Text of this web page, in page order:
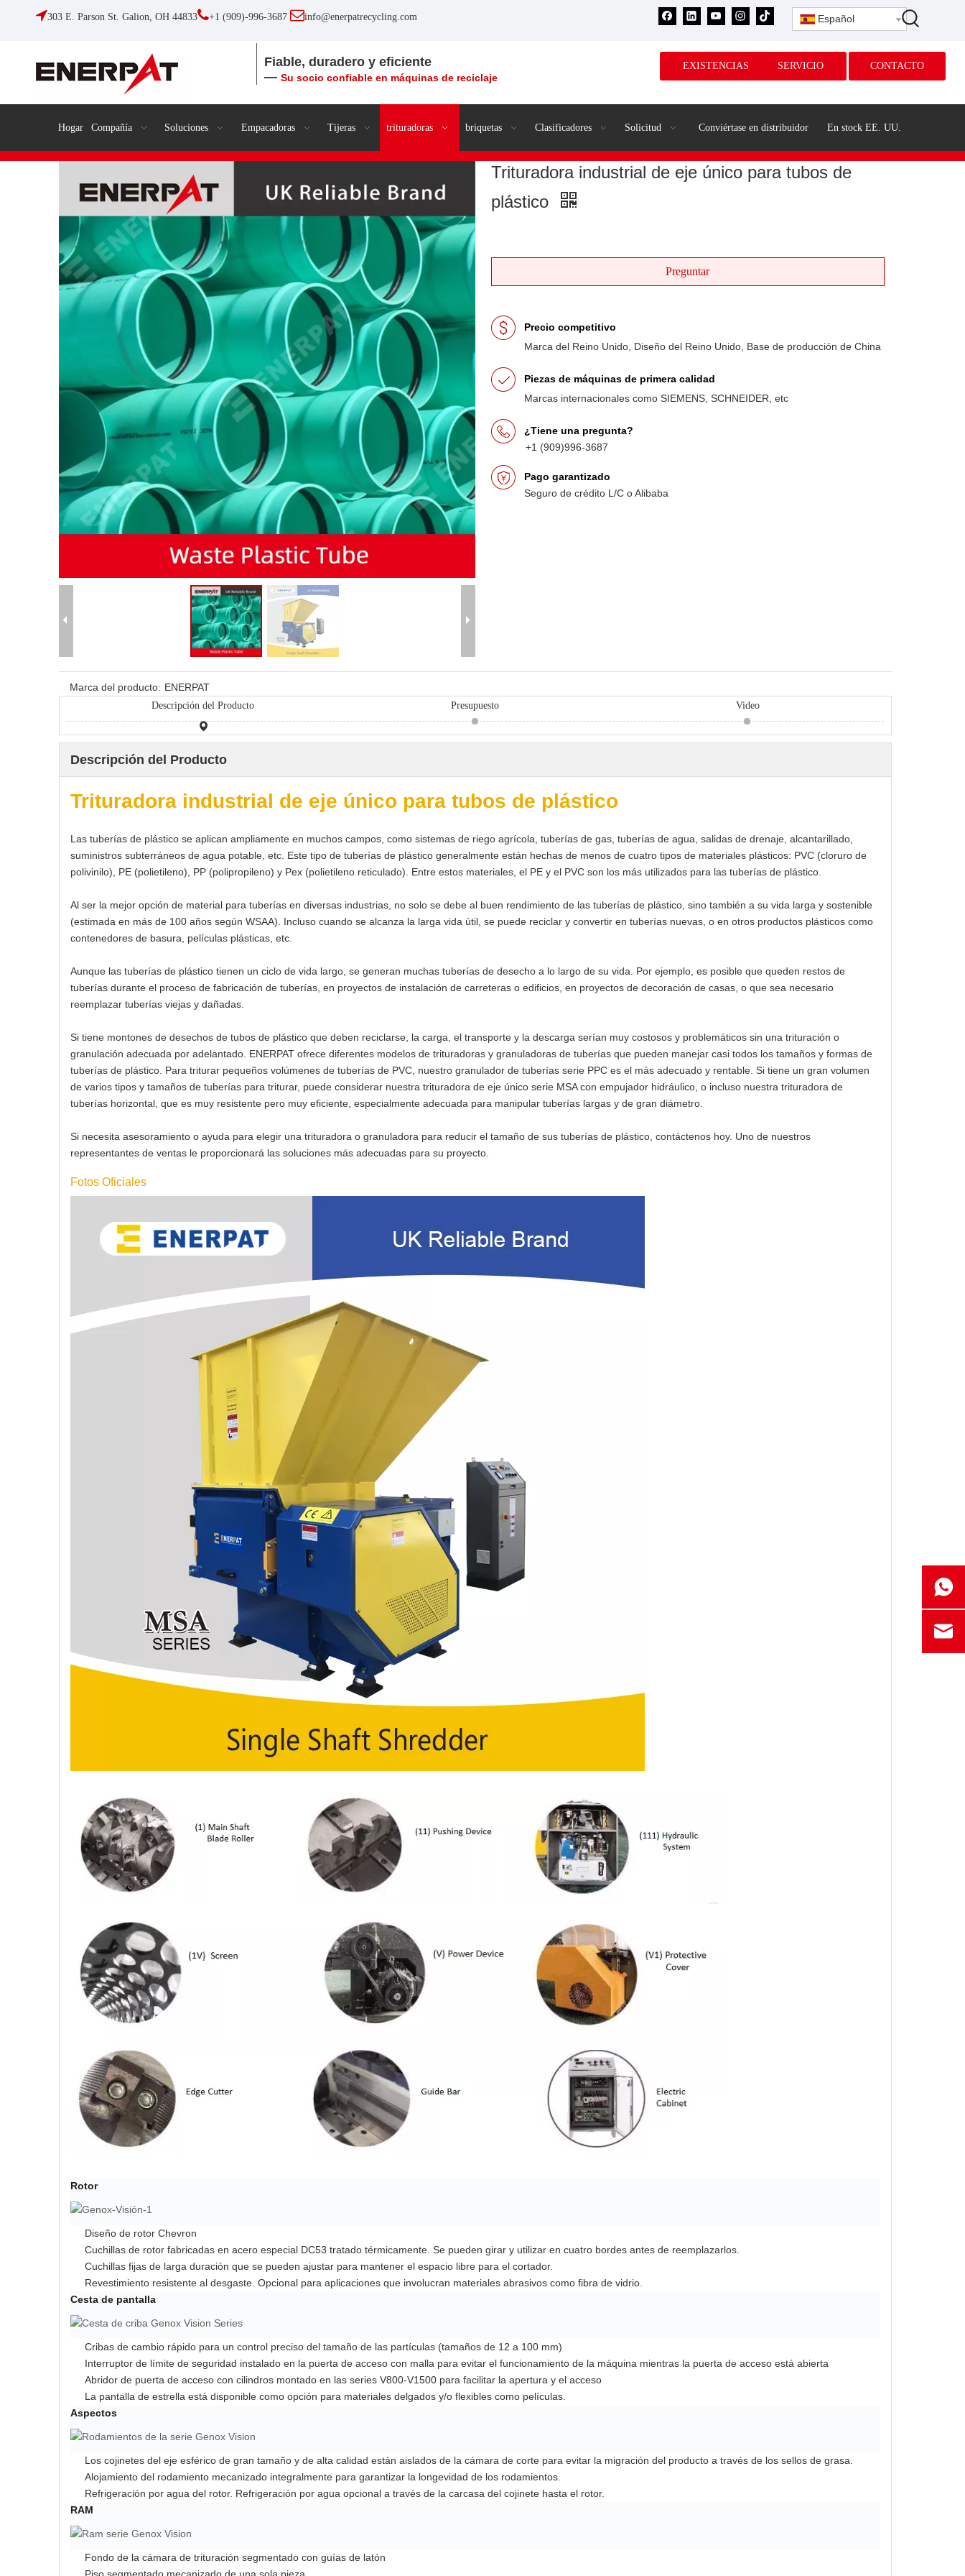
303 E. Parson St. Galion, OH 44833+1 (909)-996-3687 info@enerpatrecycling.com Español
Fiable, duradero y eficiente
—Su socio confiable en máquinas de reciclaje
EXISTENCIAS SERVICIO CONTACTO
Hogar Compañía Soluciones Empacadoras Tijeras trituradoras briquetas Clasificadores Solicitud Conviértase en distribuidor En stock EE. UU.
Trituradora industrial de eje único para tubos de
plástico
Preguntar
Precio competitivo
Marca del Reino Unido, Diseño del Reino Unido, Base de producción de China
Piezas de máquinas de primera calidad
Marcas internacionales como SIEMENS, SCHNEIDER, etc
¿Tiene una pregunta?
+1 (909)996-3687
Pago garantizado
Seguro de crédito L/C o Alibaba
Marca del producto: ENERPAT
Descripción del Producto Presupuesto Video
Descripción del Producto
Trituradora industrial de eje único para tubos de plástico
Las tuberías de plástico se aplican ampliamente en muchos campos, como sistemas de riego agrícola, tuberías de gas, tuberías de agua, salidas de drenaje, alcantarillado,
suministros subterráneos de agua potable, etc. Este tipo de tuberías de plástico generalmente están hechas de menos de cuatro tipos de materiales plásticos: PVC (cloruro de
polivinilo), PE (polietileno), PP (polipropileno) y Pex (polietileno reticulado). Entre estos materiales, el PE y el PVC son los más utilizados para las tuberías de plástico.
Al ser la mejor opción de material para tuberías en diversas industrias, no solo se debe al buen rendimiento de las tuberías de plástico, sino también a su vida larga y sostenible
(estimada en más de 100 años según WSAA). Incluso cuando se alcanza la larga vida útil, se puede reciclar y convertir en tuberías nuevas, o en otros productos plásticos como
contenedores de basura, películas plásticas, etc.
Aunque las tuberías de plástico tienen un ciclo de vida largo, se generan muchas tuberías de desecho a lo largo de su vida. Por ejemplo, es posible que queden restos de
tuberías durante el proceso de fabricación de tuberías, en proyectos de instalación de carreteras o edificios, en proyectos de decoración de casas, o que sea necesario
reemplazar tuberías viejas y dañadas.
Si tiene montones de desechos de tubos de plástico que deben reciclarse, la carga, el transporte y la descarga serían muy costosos y problemáticos sin una trituración o
granulación adecuada por adelantado. ENERPAT ofrece diferentes modelos de trituradoras y granuladoras de tuberías que pueden manejar casi todos los tamaños y formas de
tuberías de plástico. Para triturar pequeños volúmenes de tuberías de PVC, nuestro granulador de tuberías serie PPC es el más adecuado y rentable. Si tiene un gran volumen
de varios tipos y tamaños de tuberías para triturar, puede considerar nuestra trituradora de eje único serie MSA con empujador hidráulico, o incluso nuestra trituradora de
tuberías horizontal, que es muy resistente pero muy eficiente, especialmente adecuada para manipular tuberías largas y de gran diámetro.
Si necesita asesoramiento o ayuda para elegir una trituradora o granuladora para reducir el tamaño de sus tuberías de plástico, contáctenos hoy. Uno de nuestros
representantes de ventas le proporcionará las soluciones más adecuadas para su proyecto.
Fotos Oficiales
Rotor
Diseño de rotor Chevron
Cuchillas de rotor fabricadas en acero especial DC53 tratado térmicamente. Se pueden girar y utilizar en cuatro bordes antes de reemplazarlos.
Cuchillas fijas de larga duración que se pueden ajustar para mantener el espacio libre para el cortador.
Revestimiento resistente al desgaste. Opcional para aplicaciones que involucran materiales abrasivos como fibra de vidrio.
Cesta de pantalla
Cribas de cambio rápido para un control preciso del tamaño de las partículas (tamaños de 12 a 100 mm)
Interruptor de límite de seguridad instalado en la puerta de acceso con malla para evitar el funcionamiento de la máquina mientras la puerta de acceso está abierta
Abridor de puerta de acceso con cilindros montado en las series V800-V1500 para facilitar la apertura y el acceso
La pantalla de estrella está disponible como opción para materiales delgados y/o flexibles como películas.
Aspectos
Los cojinetes del eje esférico de gran tamaño y de alta calidad están aislados de la cámara de corte para evitar la migración del producto a través de los sellos de grasa.
Alojamiento del rodamiento mecanizado integralmente para garantizar la longevidad de los rodamientos.
Refrigeración por agua del rotor. Refrigeración por agua opcional a través de la carcasa del cojinete hasta el rotor.
RAM
Fondo de la cámara de trituración segmentado con guías de latón